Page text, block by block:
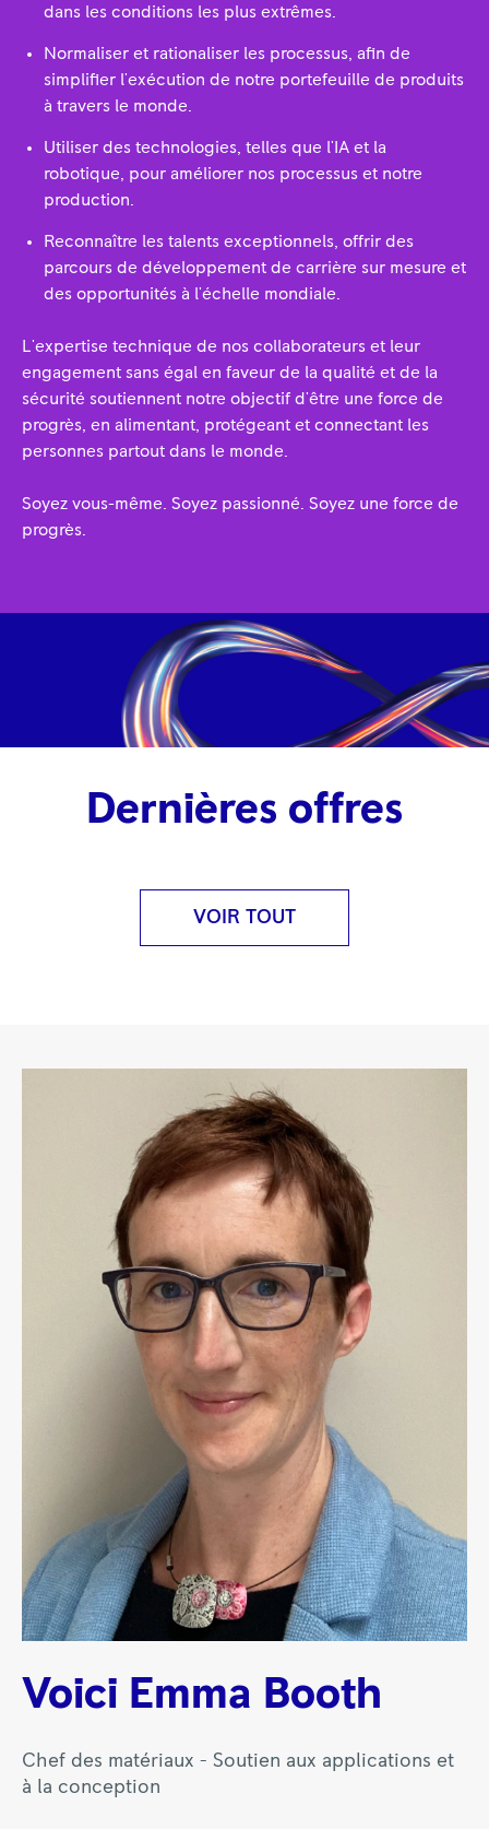
dans les conditions les plus extrêmes.
Normaliser et rationaliser les processus, afin de
simplifier l'exécution de notre portefeuille de produits
à travers le monde.
Utiliser des technologies, telles que l'IA et la
robotique, pour améliorer nos processus et notre
production.
Reconnaître les talents exceptionnels, offrir des
parcours de développement de carrière sur mesure et
des opportunités à l'échelle mondiale.
L'expertise technique de nos collaborateurs et leur
engagement sans égal en faveur de la qualité et de la
sécurité soutiennent notre objectif d'être une force de
progrès, en alimentant, protégeant et connectant les
personnes partout dans le monde.
Soyez vous-même. Soyez passionné. Soyez une force de
progrès.
Dernières offres
VOIR TOUT
Voici Emma Booth
Chef des matériaux - Soutien aux applications et
à la conception